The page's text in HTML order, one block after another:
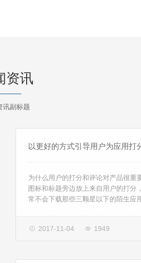
资讯
讯副标题
以更好的方式引导用户为应用打
为什么用户的打分和评论对产品很重
图标和标题旁边放上来自用户的打分
常不会下载那些三颗星以下的陌生应
2017-11-04 1949